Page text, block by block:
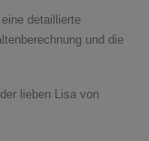
detaillierte
und die
lieben Lisa von